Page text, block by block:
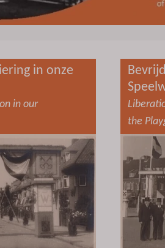
in onze
in our
the